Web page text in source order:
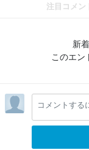
注目コメン
新
このエン
コメントする